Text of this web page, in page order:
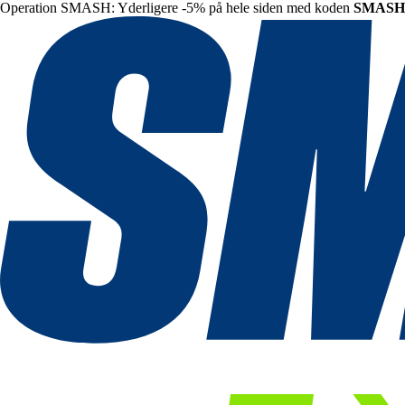
Operation SMASH: Yderligere -5% på hele siden med koden